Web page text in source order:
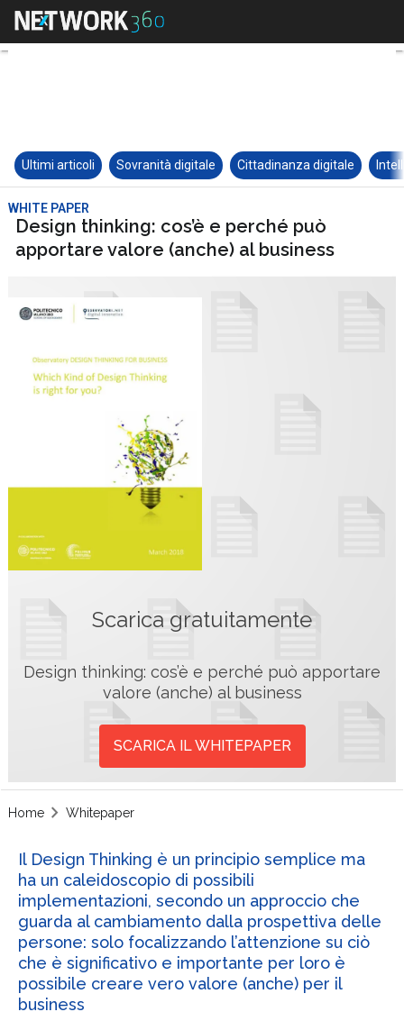
Ultimi articoli Sovranità digitale Cittadinanza digitale
WHITE PAPER
Design thinking: cos’è e perché può
apportare valore (anche) al business
Scarica gratuitamente
Design thinking: cos’è e perché può apportare
valore (anche) al business
SCARICA IL WHITEPAPER
Home Whitepaper
Il Design Thinking è un principio semplice ma
ha un caleidoscopio di possibili
implementazioni, secondo un approccio che
guarda al cambiamento dalla prospettiva delle
persone: solo focalizzando l’attenzione su ciò
che è significativo e importante per loro è
possibile creare vero valore (anche) per il
business